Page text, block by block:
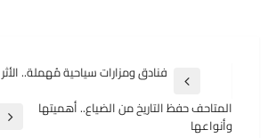
المقالات
المقالة
السابقة
فنادق ومزارات سياحية مُهملة..
المقالة
المتاحف حفظ التاريخ من الضياع.. أهميتها
وأنواعها